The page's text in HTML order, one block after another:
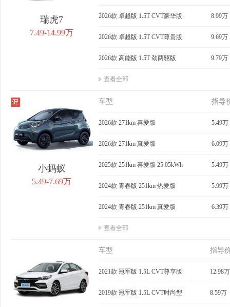
瑞虎7
7.49-14.99万
2026款 卓越版 1.5T CVT豪华版 8.99万
2026款 卓越版 1.5T CVT尊贵版 9.69万
2026款 高能版 1.5T 劲两驱版 9.79万
查看全部
小蚂蚁
5.49-7.69万
车型 指导
2026款 271km 喜爱版 5.49万
2026款 271km 真爱版 6.09万
2025款 251km 喜爱版 25.05kWh 5.49万
2024款 青春版 251km 热爱版 5.99万
2024款 青春版 251km 真爱版 6.39万
查看全部
车型 指导
2021款 冠军版 1.5L CVT尊享版 12.98万
2019款 冠军版 1.5L CVT时尚型 8.59万